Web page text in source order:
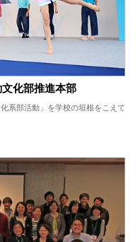
化部推進本部
系部活動」を学校の垣根をこえて